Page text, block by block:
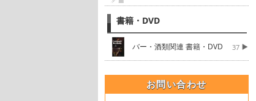
書籍・DVD
バー・酒類関連 書籍・DVD 37
お問い合わせ